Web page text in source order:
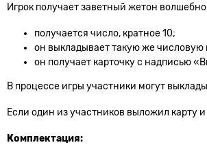
Игрок получает заветный жетон
получается число, кратное 10;
он выкладывает такую же числовую
он получает карточку с надписью
В процессе игры участники могут
Если один из участников выложил карту
Комплектация: